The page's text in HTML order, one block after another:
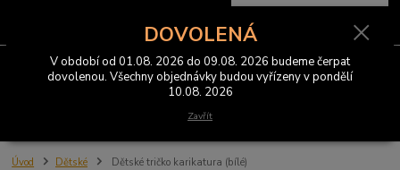
Menu
0 Kč
Úvod Dětské Dětské tričko karikatura (bílé)
DOVOLENÁ
V období od 01.08. 2026 do 09.08. 2026 budeme čerpat
dovolenou. Všechny objednávky budou vyřízeny v pondělí
10.08. 2026
Zavřít